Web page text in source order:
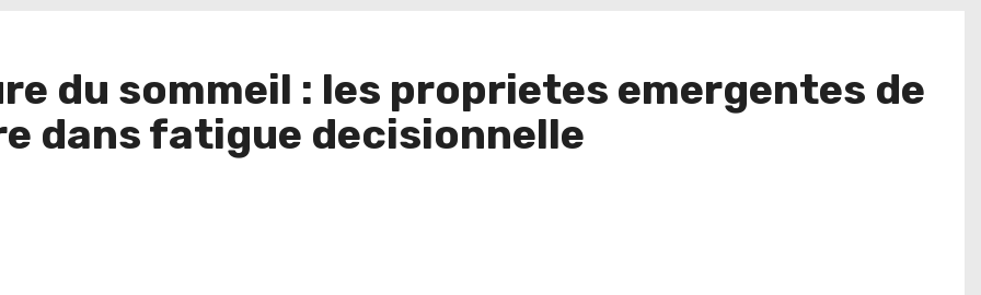
du sommeil : les proprietes emergentes de
dans fatigue decisionnelle